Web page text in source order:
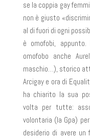
se la coppia gay
non è giusto
al di fuori di ogni
è omofobi,
omofobo anche
maschio…), storico
Arcigay e ora di
ha chiarito la sua
volta per tutte:
volontaria (la Gpa)
desiderio di avere